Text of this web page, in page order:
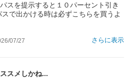
スを提示すると１０パーセント引き
で出かける時は必ずこちらを買うよ
さらに表示
07/27
スメしかね